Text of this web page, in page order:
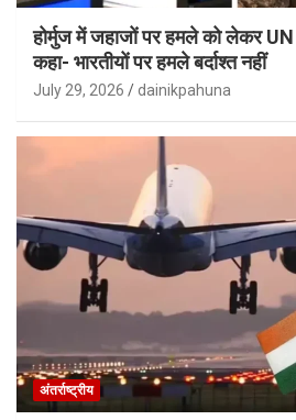
होर्मुज में जहाजों पर हमले को लेकर UN
कहा- भारतीयों पर हमले बर्दाश्त नहीं
July 29, 2026 dainikpahuna
अंतर्राष्ट्रीय